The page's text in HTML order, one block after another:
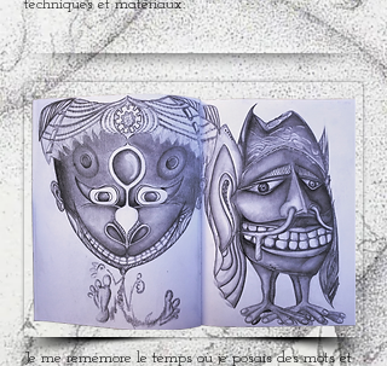
techniques et matériaux.
Je me remémore le temps où je posais des mots et